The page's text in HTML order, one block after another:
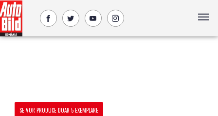
SE VOR PRODUCE DOAR 5 EXEMPLARE